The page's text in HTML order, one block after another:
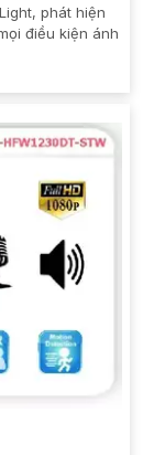
phát hiện
điều kiện ánh